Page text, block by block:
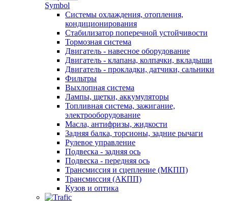
Symbol
Системы охлаждения, отопления,
кондиционирования
Стабилизатор поперечной устойчивости
Тормозная система
Двигатель - навесное оборудование
Двигатель - клапана, колпачки, вкладыши
Двигатель - прокладки, датчики, сальники
Фильтры
Выхлопная система
Лампы, щетки, аккумуляторы
Топливная система, зажигание,
электрооборудование
Масла, антифризы, жидкости
Задняя балка, торсионы, задние рычаги
Рулевое управление
Подвеска - задняя ось
Подвеска - передняя ось
Трансмиссия и сцепление (МКПП)
Трансмиссия (АКПП)
Кузов и оптика